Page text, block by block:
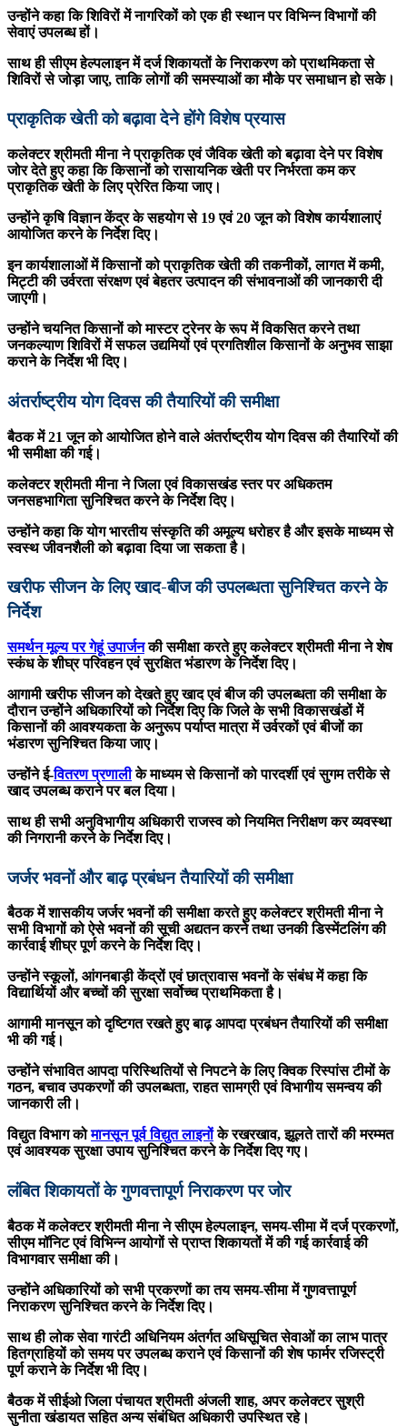
उन्होंने कहा कि शिविरों में नागरिकों को एक ही स्थान पर विभिन्न विभागों की
सेवाएं उपलब्ध हों।
साथ ही सीएम हेल्पलाइन में दर्ज शिकायतों के निराकरण को प्राथमिकता से
शिविरों से जोड़ा जाए, ताकि लोगों की समस्याओं का मौके पर समाधान हो सके।
प्राकृतिक खेती को बढ़ावा देने होंगे विशेष प्रयास
कलेक्टर श्रीमती मीना ने प्राकृतिक एवं जैविक खेती को बढ़ावा देने पर विशेष
जोर देते हुए कहा कि किसानों को रासायनिक खेती पर निर्भरता कम कर
प्राकृतिक खेती के लिए प्रेरित किया जाए।
उन्होंने कृषि विज्ञान केंद्र के सहयोग से 19 एवं 20 जून को विशेष कार्यशालाएं
आयोजित करने के निर्देश दिए।
इन कार्यशालाओं में किसानों को प्राकृतिक खेती की तकनीकों, लागत में कमी,
मिट्टी की उर्वरता संरक्षण एवं बेहतर उत्पादन की संभावनाओं की जानकारी दी
जाएगी।
उन्होंने चयनित किसानों को मास्टर ट्रेनर के रूप में विकसित करने तथा
जनकल्याण शिविरों में सफल उद्यमियों एवं प्रगतिशील किसानों के अनुभव साझा
कराने के निर्देश भी दिए।
अंतर्राष्ट्रीय योग दिवस की तैयारियों की समीक्षा
बैठक में 21 जून को आयोजित होने वाले अंतर्राष्ट्रीय योग दिवस की तैयारियों की
भी समीक्षा की गई।
कलेक्टर श्रीमती मीना ने जिला एवं विकासखंड स्तर पर अधिकतम
जनसहभागिता सुनिश्चित करने के निर्देश दिए।
उन्होंने कहा कि योग भारतीय संस्कृति की अमूल्य धरोहर है और इसके माध्यम से
स्वस्थ जीवनशैली को बढ़ावा दिया जा सकता है।
खरीफ सीजन के लिए खाद-बीज की उपलब्धता सुनिश्चित करने के
निर्देश
समर्थन मूल्य पर गेहूं उपार्जनकी समीक्षा करते हुए कलेक्टर श्रीमती मीना ने शेष
स्कंध के शीघ्र परिवहन एवं सुरक्षित भंडारण के निर्देश दिए।
आगामी खरीफ सीजन को देखते हुए खाद एवं बीज की उपलब्धता की समीक्षा के
दौरान उन्होंने अधिकारियों को निर्देश दिए कि जिले के सभी विकासखंडों में
किसानों की आवश्यकता के अनुरूप पर्याप्त मात्रा में उर्वरकों एवं बीजों का
भंडारण सुनिश्चित किया जाए।
उन्होंने ई-वितरण प्रणालीके माध्यम से किसानों को पारदर्शी एवं सुगम तरीके से
खाद उपलब्ध कराने पर बल दिया।
साथ ही सभी अनुविभागीय अधिकारी राजस्व को नियमित निरीक्षण कर व्यवस्था
की निगरानी करने के निर्देश दिए।
जर्जर भवनों और बाढ़ प्रबंधन तैयारियों की समीक्षा
बैठक में शासकीय जर्जर भवनों की समीक्षा करते हुए कलेक्टर श्रीमती मीना ने
सभी विभागों को ऐसे भवनों की सूची अद्यतन करने तथा उनकी डिस्मेंटलिंग की
कार्रवाई शीघ्र पूर्ण करने के निर्देश दिए।
उन्होंने स्कूलों, आंगनबाड़ी केंद्रों एवं छात्रावास भवनों के संबंध में कहा कि
विद्यार्थियों और बच्चों की सुरक्षा सर्वोच्च प्राथमिकता है।
आगामी मानसून को दृष्टिगत रखते हुए बाढ़ आपदा प्रबंधन तैयारियों की समीक्षा
भी की गई।
उन्होंने संभावित आपदा परिस्थितियों से निपटने के लिए क्विक रिस्पांस टीमों के
गठन, बचाव उपकरणों की उपलब्धता, राहत सामग्री एवं विभागीय समन्वय की
जानकारी ली।
विद्युत विभाग कोमानसून पूर्व विद्युत लाइनोंके रखरखाव, झूलते तारों की मरम्मत
एवं आवश्यक सुरक्षा उपाय सुनिश्चित करने के निर्देश दिए गए।
लंबित शिकायतों के गुणवत्तापूर्ण निराकरण पर जोर
बैठक में कलेक्टर श्रीमती मीना ने सीएम हेल्पलाइन, समय-सीमा में दर्ज प्रकरणों,
सीएम मॉनिट एवं विभिन्न आयोगों से प्राप्त शिकायतों में की गई कार्रवाई की
विभागवार समीक्षा की।
उन्होंने अधिकारियों को सभी प्रकरणों का तय समय-सीमा में गुणवत्तापूर्ण
निराकरण सुनिश्चित करने के निर्देश दिए।
साथ ही लोक सेवा गारंटी अधिनियम अंतर्गत अधिसूचित सेवाओं का लाभ पात्र
हितग्राहियों को समय पर उपलब्ध कराने एवं किसानों की शेष फार्मर रजिस्ट्री
पूर्ण कराने के निर्देश भी दिए।
बैठक में सीईओ जिला पंचायत श्रीमती अंजली शाह, अपर कलेक्टर सुश्री
सुनीता खंडायत सहित अन्य संबंधित अधिकारी उपस्थित रहे।